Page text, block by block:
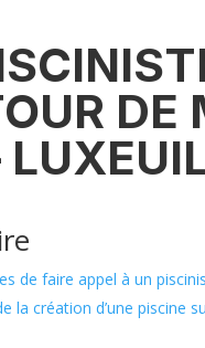
DE
de faire appel à un
la création d’une piscine